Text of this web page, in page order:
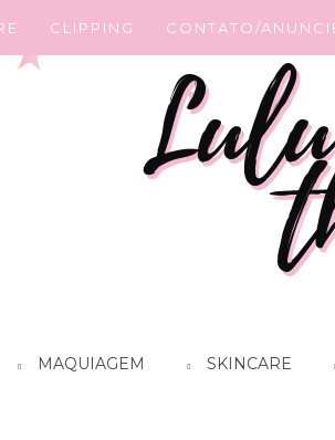
CLIPPING CONTATO/
MAQUIAGEM SKINCARE